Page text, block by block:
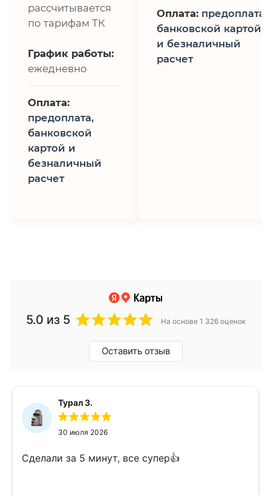
рассчитывается
по тарифам ТК
График работы:
ежедневно
Оплата:
предоплата,
банковской
картой и
безналичный
расчет
Оплата: предоплата,
банковской картой
и безналичный
расчет
5.0 из 5 На основе 1 326 оценок
Оставить отзыв
Турал З.
30 июля 2026
Сделали за 5 минут, все супер👍